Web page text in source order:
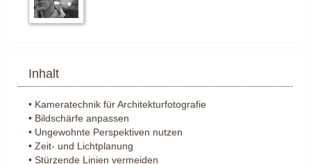
Inhalt
• Kameratechnik für Architekturfotografie
• Bildschärfe anpassen
• Ungewohnte Perspektiven nutzen
• Zeit- und Lichtplanung
• Stürzende Linien vermeiden